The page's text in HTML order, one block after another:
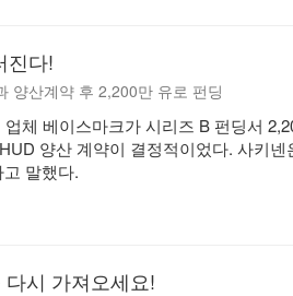
진다!
양산계약 후 2,200만 유로 펀딩
체 베이스마크가 시리즈 B 펀딩서
양산 계약이 결정적이었다. 사키넨
말했다.
시 가져오세요!